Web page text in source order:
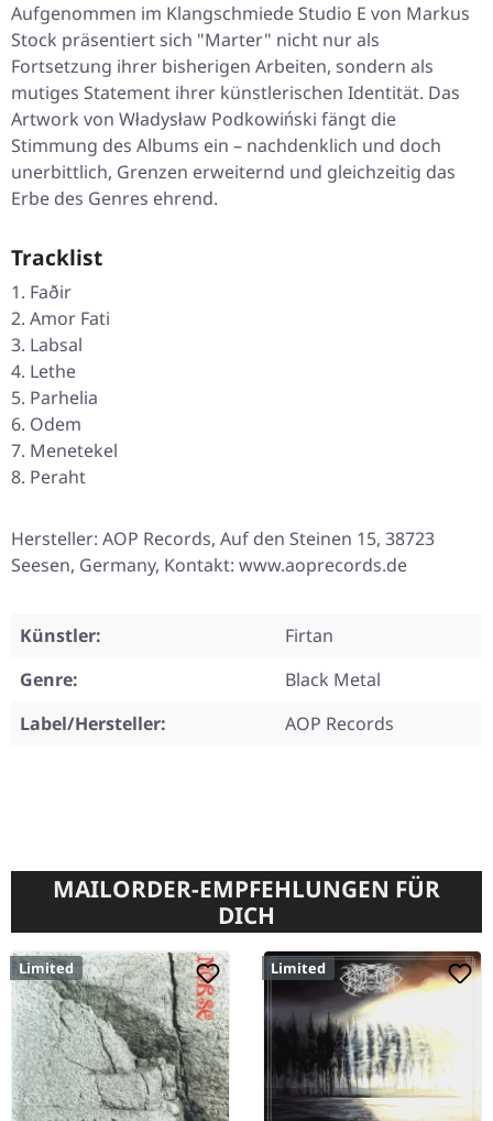
Aufgenommen im Klangschmiede Studio E von Markus
Stock präsentiert sich "Marter" nicht nur als
Fortsetzung ihrer bisherigen Arbeiten, sondern als
mutiges Statement ihrer künstlerischen Identität. Das
Artwork von Władysław Podkowiński fängt die
Stimmung des Albums ein – nachdenklich und doch
unerbittlich, Grenzen erweiternd und gleichzeitig das
Erbe des Genres ehrend.
Tracklist
Faðir
Amor Fati
Labsal
Lethe
Parhelia
Odem
Menetekel
Peraht
Hersteller: AOP Records, Auf den Steinen 15, 38723
Seesen, Germany, Kontakt: www.aoprecords.de
Künstler:
Firtan
Genre:
Black Metal
Label/Hersteller:
AOP Records
MAILORDER-EMPFEHLUNGEN FÜR
DICH
Limited Limited